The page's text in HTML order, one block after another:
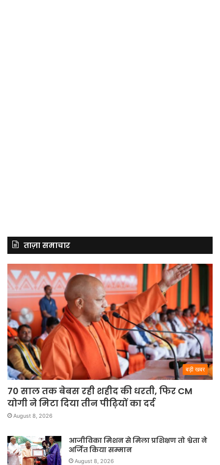
ताज़ा समाचार
बड़ी खबर
70 साल तक बेबस रही शहीद की धरती, फिर CM
योगी ने मिटा दिया तीन पीढ़ियों का दर्द
August 8, 2026
आजीविका मिशन से मिला प्रशिक्षण तो श्वेता ने
अर्जित किया सम्मान
August 8, 2026